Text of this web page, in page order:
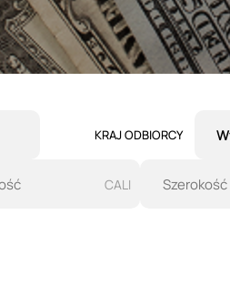
KRAJ ODBIORCY
CALI